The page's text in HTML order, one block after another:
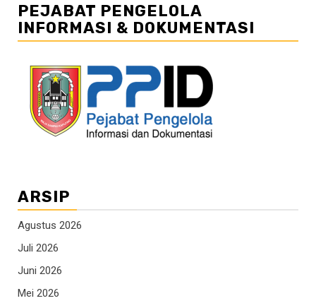
PEJABAT PENGELOLA
INFORMASI & DOKUMENTASI
ARSIP
Agustus 2026
Juli 2026
Juni 2026
Mei 2026